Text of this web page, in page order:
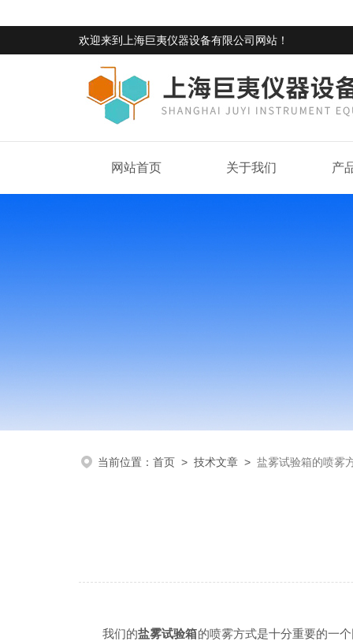
欢迎来到 上海巨夷仪器设备有限公司网站 ！
网站首页 关于我们 产
当前位置： 首页 > 技术文章 > 盐雾试验箱的喷雾
我们的盐雾试验箱的喷雾方式是十分重要的一